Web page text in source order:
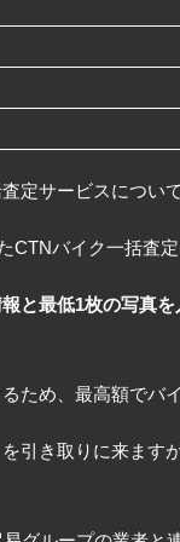
定サービスについ
CTNバイク一括査
と最低1枚の写真
ため、最高額でバ
引き取りに来ます